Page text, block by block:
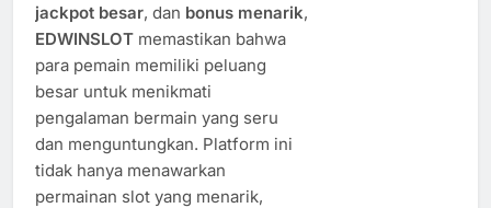
jackpot besar, dan bonus menarik,
EDWINSLOT memastikan bahwa
para pemain memiliki peluang
besar untuk menikmati
pengalaman bermain yang seru
dan menguntungkan. Platform ini
tidak hanya menawarkan
permainan slot yang menarik,